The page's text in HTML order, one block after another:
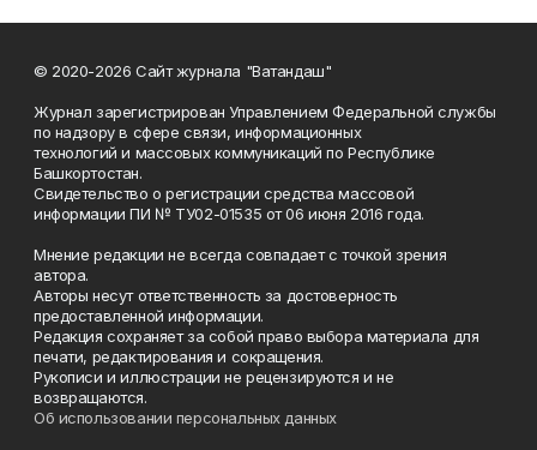
© 2020-2026 Сайт журнала "Ватандаш"
Журнал зарегистрирован Управлением Федеральной службы
по надзору в сфере связи, информационных
технологий и массовых коммуникаций по Республике
Башкортостан.
Свидетельство о регистрации средства массовой
информации ПИ № ТУ02-01535 от 06 июня 2016 года.
Мнение редакции не всегда совпадает с точкой зрения
автора.
Авторы несут ответственность за достоверность
предоставленной информации.
Редакция сохраняет за собой право выбора материала для
печати, редактирования и сокращения.
Рукописи и иллюстрации не рецензируются и не
возвращаются.
Об использовании персональных данных